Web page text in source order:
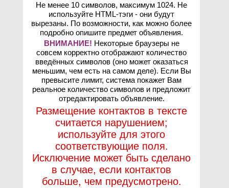
Не менее 10 символов, максимум 1024. Не
используйте HTML-тэги - они будут
вырезаны. По возможности, как можно более
подробно опишите предмет объявления.
ВНИМАНИЕ! Некоторые браузеры не
совсем корректно отображают количество
введённых символов (оно может оказаться
меньшим, чем есть на самом деле). Если Вы
превысите лимит, система покажет Вам
реальное количество символов и предложит
отредактировать объявление.
Размещение контактов в тексте
считается нарушением;
используйте для этого
соответствующие поля.
Исключение может быть сделано
в случае, если контактов
больше, чем предусмотрено.